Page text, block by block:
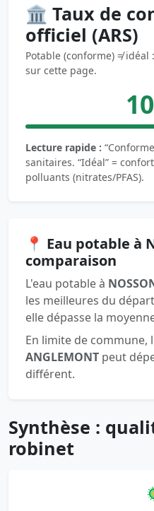
🏛️ Taux de
officiel (ARS)
Potable (conforme) ≠
sur cette page.
Lecture rapide :
sanitaires. “Idéal” =
polluants (nitrates/PFAS).
📍 Eau potable à
comparaison
L'eau potable à
les meilleures du
elle dépasse la
En limite de commune,
ANGLEMONT peut
différent.
Synthèse :
robinet